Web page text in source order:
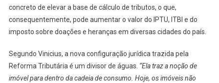
concreto de elevar a base de cálculo de tributos, o que,
consequentemente, pode aumentar o valor do IPTU, ITBI e do
imposto sobre doações e heranças em diversas cidades do país.
Segundo Vinicius, a nova configuração jurídica trazida pela
Reforma Tributária é um divisor de águas. “Ela traz a noção de
imóvel para dentro da cadeia de consumo. Hoje, os imóveis não